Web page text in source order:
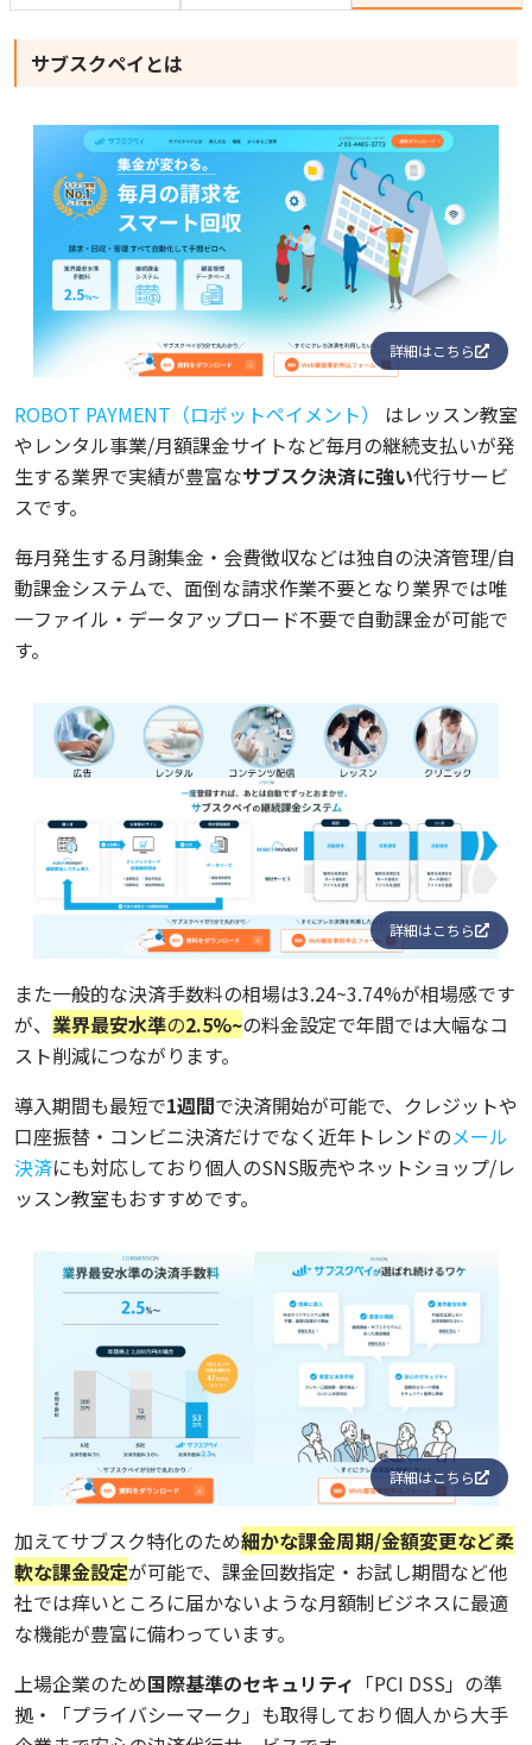
サブスクペイとは
詳細はこちら
ROBOT PAYMENT（ロボットペイメント）
はレッスン教室
やレンタル事業/月額課金サイトなど毎月の継続支払いが発
生する業界で実績が豊富なサブスク決済に強い代行サービ
スです。
毎月発生する月謝集金・会費徴収などは独自の決済管理/自
動課金システムで、面倒な請求作業不要となり業界では唯
一ファイル・データアップロード不要で自動課金が可能で
す。
詳細はこちら
また一般的な決済手数料の相場は3.24~3.74%が相場感です
が、 業界最安水準の2.5%~の料金設定で年間では大幅なコ
スト削減につながります。
導入期間も最短で1週間で決済開始が可能で、クレジットや
口座振替・コンビニ決済だけでなく近年トレンドのメール
決済にも対応しており個人のSNS販売やネットショップ/レ
ッスン教室もおすすめです。
詳細はこちら
加えてサブスク特化のため細かな課金周期/金額変更など柔
軟な課金設定が可能で、課金回数指定・お試し期間など他
社では痒いところに届かないような月額制ビジネスに最適
な機能が豊富に備わっています。
上場企業のため国際基準のセキュリティ 「PCI DSS」の準
拠・「プライバシーマーク」も取得しており個人から大手